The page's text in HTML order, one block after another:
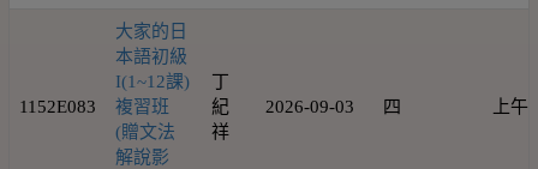
1152E083
大家的日
本語初級
I(1~12課)
複習班
(贈文法
解說影
丁
紀
祥
2026-09-03 四 上午